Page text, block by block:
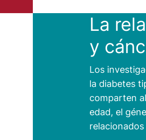
La
y
Los
la diabetes
comparten
edad, el